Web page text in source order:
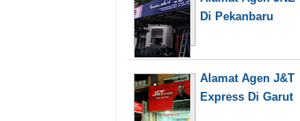
Di Pekanbaru
Alamat Agen J&T
Express Di Garut